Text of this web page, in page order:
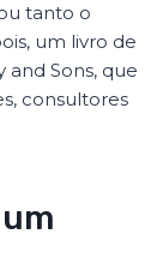
tanto o
um livro de
Sons, que
consultores